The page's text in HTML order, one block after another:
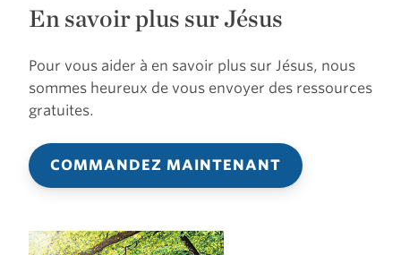
En savoir plus sur Jésus
Pour vous aider à en savoir plus sur Jésus, nous
sommes heureux de vous envoyer des ressources
gratuites.
COMMANDEZ MAINTENANT